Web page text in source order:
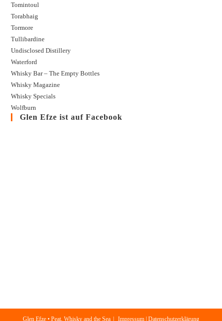
Tomintoul
Torabhaig
Tormore
Tullibardine
Undisclosed Distillery
Waterford
Whisky Bar – The Empty Bottles
Whisky Magazine
Whisky Specials
Wolfburn
Glen Efze ist auf Facebook
Glen Efze • Peat, Whisky and the Sea Impressum | Datenschutzerklärung